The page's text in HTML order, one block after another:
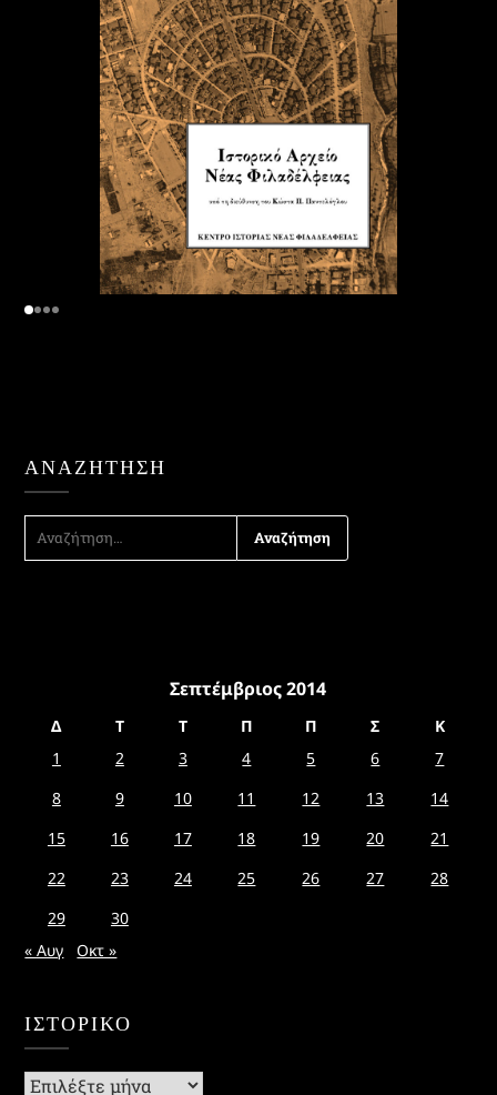
ΑΝΑΖΉΤΗΣΗ
ΑΝΑΖΉΤΗΣΗ
ΓΙΑ:
Σεπτέμβριος 2014
Δ Τ Τ Π Π Σ
Κ
1
2 3 4 5 6
7
8
9 10 11 12 13
14
15
16 17 18 19 20
21
22
23 24 25 26 27
28
29
30
« Αυγ
Οκτ »
ΙΣΤΟΡΙΚΌ
Ιστορικό